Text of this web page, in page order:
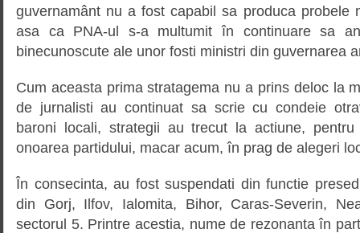
guvernamânt nu a fost capabil sa produca probele
asa ca PNA-ul s-a multumit în continuare sa
binecunoscute ale unor fosti ministri din guvernarea
Cum aceasta prima stratagema nu a prins deloc la
de jurnalisti au continuat sa scrie cu condeie
baroni locali, strategii au trecut la actiune,
onoarea partidului, macar acum, în prag de alegeri
În consecinta, au fost suspendati din functie
din Gorj, Ilfov, Ialomita, Bihor, Caras-Severin,
sectorul 5. Printre acestia, nume de rezonanta în